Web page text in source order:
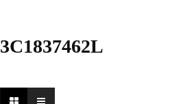
3C1837462L